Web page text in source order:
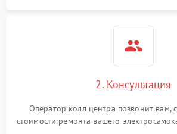
2. Консультация
Оператор колл центра позвонит вам,
стоимости ремонта вашего